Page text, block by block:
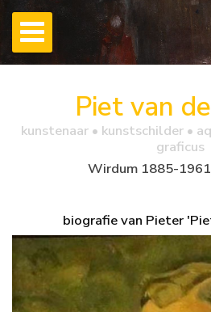
Piet van
kunstenaar • kunstschilder •
graficus
Wirdum 1885-1961
biografie van Pieter